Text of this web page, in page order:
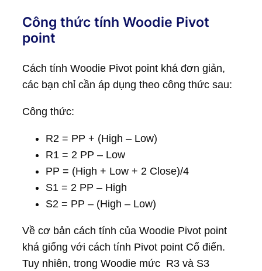
Công thức tính Woodie Pivot
point
Cách tính Woodie Pivot point khá đơn giản,
các bạn chỉ cần áp dụng theo công thức sau:
Công thức:
R2 = PP + (High – Low)
R1 = 2 PP – Low
PP = (High + Low + 2 Close)/4
S1 = 2 PP – High
S2 = PP – (High – Low)
Về cơ bản cách tính của Woodie Pivot point
khá giống với cách tính Pivot point Cổ điển.
Tuy nhiên, trong Woodie mức R3 và S3